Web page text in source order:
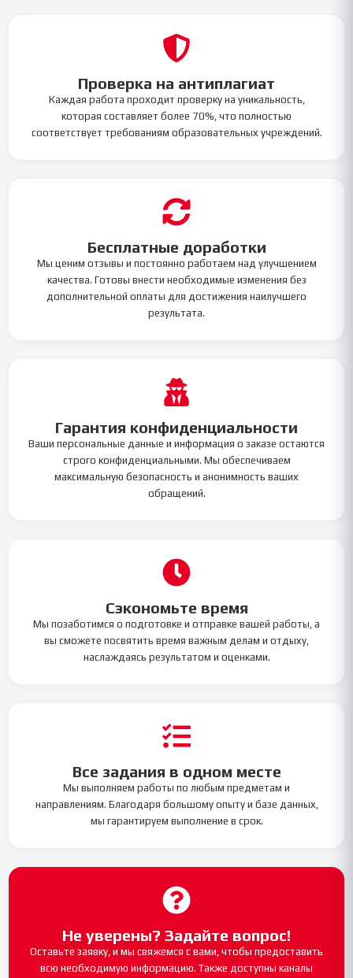
Проверка на антиплагиат
Каждая работа проходит проверку на уникальность,
которая составляет более 70%, что полностью
соответствует требованиям образовательных учреждений.
Бесплатные доработки
Мы ценим отзывы и постоянно работаем над улучшением
качества. Готовы внести необходимые изменения без
дополнительной оплаты для достижения наилучшего
результата.
Гарантия конфиденциальности
Ваши персональные данные и информация о заказе остаются
строго конфиденциальными. Мы обеспечиваем
максимальную безопасность и анонимность ваших
обращений.
Сэкономьте время
Мы позаботимся о подготовке и отправке вашей работы, а
вы сможете посвятить время важным делам и отдыху,
наслаждаясь результатом и оценками.
Все задания в одном месте
Мы выполняем работы по любым предметам и
направлениям. Благодаря большому опыту и базе данных,
мы гарантируем выполнение в срок.
Не уверены? Задайте вопрос!
Оставьте заявку, и мы свяжемся с вами, чтобы предоставить
всю необходимую информацию. Также доступны каналы